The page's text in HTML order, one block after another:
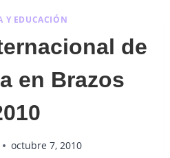
Y EDUCACIÓN
de
en Brazos
octubre 7, 2010